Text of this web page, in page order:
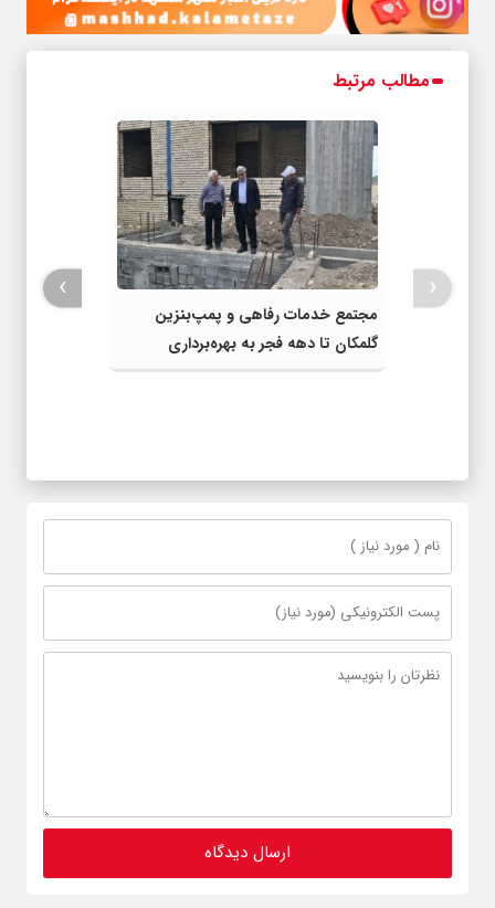
مطالب مرتبط
مجتمع خدمات رفاهی و پمپ‌بنزین
گلمکان تا دهه فجر به بهره‌برداری
می‌رسد
‹
›